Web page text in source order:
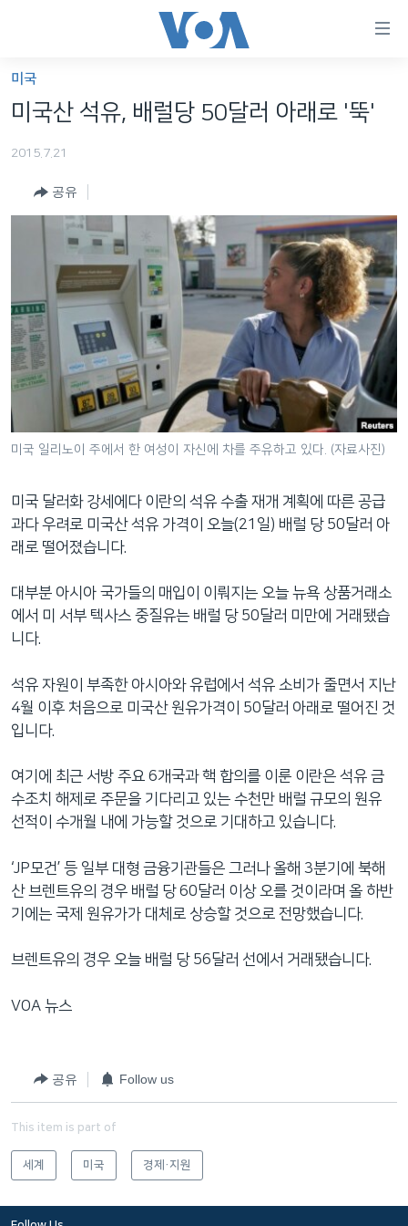
가
능
인
로
이
동
메
네
비
이
션
으
이
동
VOD
라디오
프로그램
FOLLOW US
언어 선택
미국
미국산 석유, 배럴당 50달러 아래로 '뚝'
2015.7.21
공유
미국 일리노이 주에서 한 여성이 자신에 차를 주유하고 있다. (자료사진)
미국 달러화 강세에다 이란의 석유 수출 재개 계획에 따른 공급
과다 우려로 미국산 석유 가격이 오늘(21일) 배럴 당 50달러 아
래로 떨어졌습니다.
대부분 아시아 국가들의 매입이 이뤄지는 오늘 뉴욕 상품거래소
에서 미 서부 텍사스 중질유는 배럴 당 50달러 미만에 거래됐습
니다.
석유 자원이 부족한 아시아와 유럽에서 석유 소비가 줄면서 지난
4월 이후 처음으로 미국산 원유가격이 50달러 아래로 떨어진 것
입니다.
여기에 최근 서방 주요 6개국과 핵 합의를 이룬 이란은 석유 금
수조치 해제로 주문을 기다리고 있는 수천만 배럴 규모의 원유
선적이 수개월 내에 가능할 것으로 기대하고 있습니다.
‘JP모건’ 등 일부 대형 금융기관들은 그러나 올해 3분기에 북해
산 브렌트유의 경우 배럴 당 60달러 이상 오를 것이라며 올 하반
기에는 국제 원유가가 대체로 상승할 것으로 전망했습니다.
브렌트유의 경우 오늘 배럴 당 56달러 선에서 거래됐습니다.
VOA 뉴스
공유 Follow us
This item is part of
세계 미국 경제·지원